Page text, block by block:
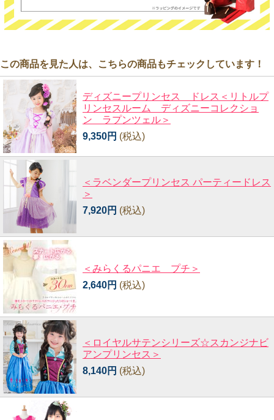
この商品を見た人は、こちらの商品もチェックしています！
ディズニープリンセス ドレス＜リトルプ
リンセスルーム ディズニーコレクショ
ン ラプンツェル＞
9,350円 (税込)
＜ラベンダープリンセス パーティードレス
＞
7,920円 (税込)
＜みらくるパニエ プチ＞
2,640円 (税込)
＜ロイヤルサテンシリーズ☆スカンジナビ
アンプリンセス＞
8,140円 (税込)